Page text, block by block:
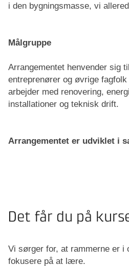
i den bygningsmasse, vi
Målgruppe
Arrangementet henvender sig
entreprenører og øvrige
arbejder med renovering,
installationer og teknisk drift.
Arrangementet er udviklet i
Det får du på
Vi sørger for, at rammerne er i
fokusere på at lære.